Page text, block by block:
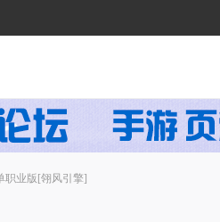
职业版[翎风引擎]